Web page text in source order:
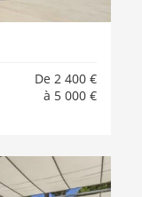
De 2 400 €
à 5 000 €